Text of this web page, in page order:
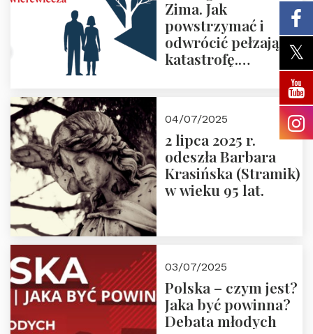
Zima. Jak
powstrzymać i
odwrócić pełzającą
katastrofę.
pierwsze spotkanie
Nowego
Ćwierćwiecza”
04/07/2025
2 lipca 2025 r.
odeszła Barbara
Krasińska (Stramik)
w wieku 95 lat.
03/07/2025
Polska – czym jest?
Jaka być powinna?
Debata młodych